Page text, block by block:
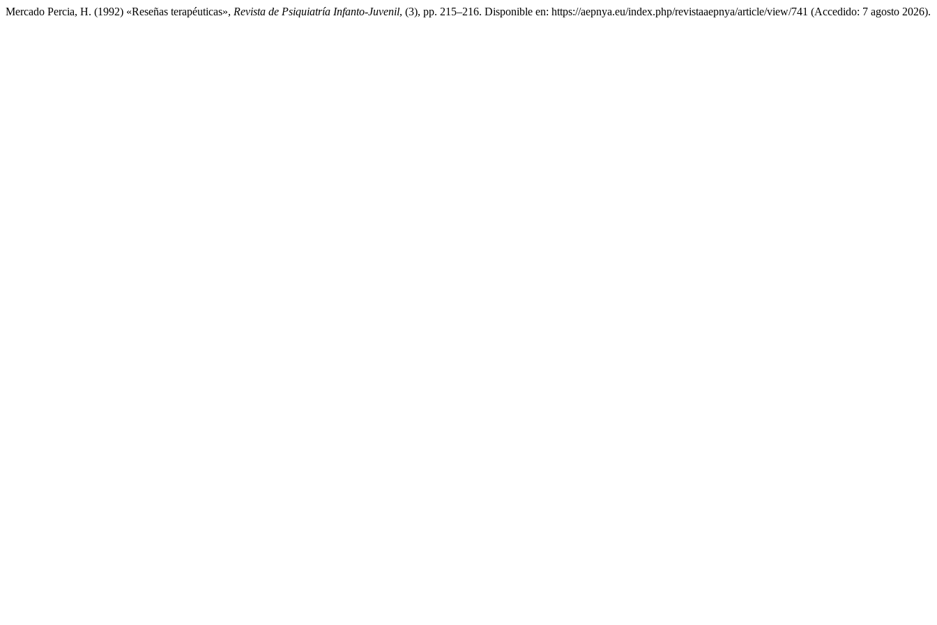
Mercado Percia, H. (1992) «Reseñas terapéuticas», Revista de Psiquiatría Infanto-Juvenil, (3), pp. 215–216. Disponible en: https://aepnya.eu/index.php/revistaaepnya/article/view/741 (Accedido: 7 agosto 2026).